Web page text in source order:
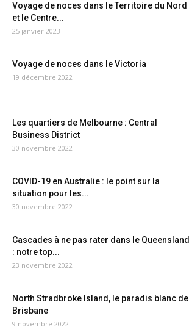
Voyage de noces dans le Territoire du Nord
et le Centre...
25 janvier 2023
Voyage de noces dans le Victoria
19 décembre 2022
Les quartiers de Melbourne : Central
Business District
30 novembre 2022
COVID-19 en Australie : le point sur la
situation pour les...
30 novembre 2022
Cascades à ne pas rater dans le Queensland
: notre top...
23 novembre 2022
North Stradbroke Island, le paradis blanc de
Brisbane
9 novembre 2022